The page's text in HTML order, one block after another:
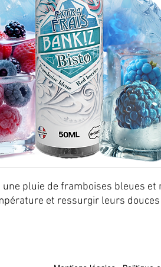
une pluie de framboises bleues et
et ressurgir leurs